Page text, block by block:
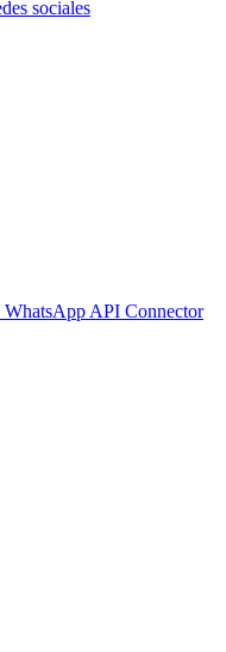
sociales
WhatsApp API Connector